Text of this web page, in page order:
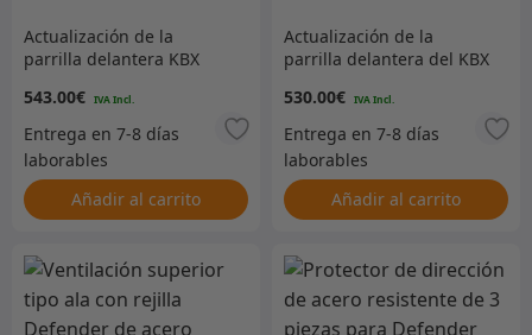
Actualización de la
parrilla delantera KBX
Silver premium –
KBX3221
543.00€
Añadir al carrito
Actualización de la
parrilla delantera del KBX
Black Premium
530.00€
Añadir al carrito